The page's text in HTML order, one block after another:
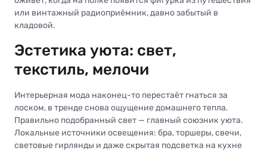
или винтажный радиоприёмник, давно забытый в
кладовой.
Эстетика уюта: свет,
текстиль, мелочи
Интерьерная мода наконец-то перестаёт гнаться за
лоском, в тренде снова ощущение домашнего тепла.
Правильно подобранный свет — главный союзник уюта.
Локальные источники освещения: бра, торшеры, свечи,
световые гирлянды и даже скрытая подсветка на кухне